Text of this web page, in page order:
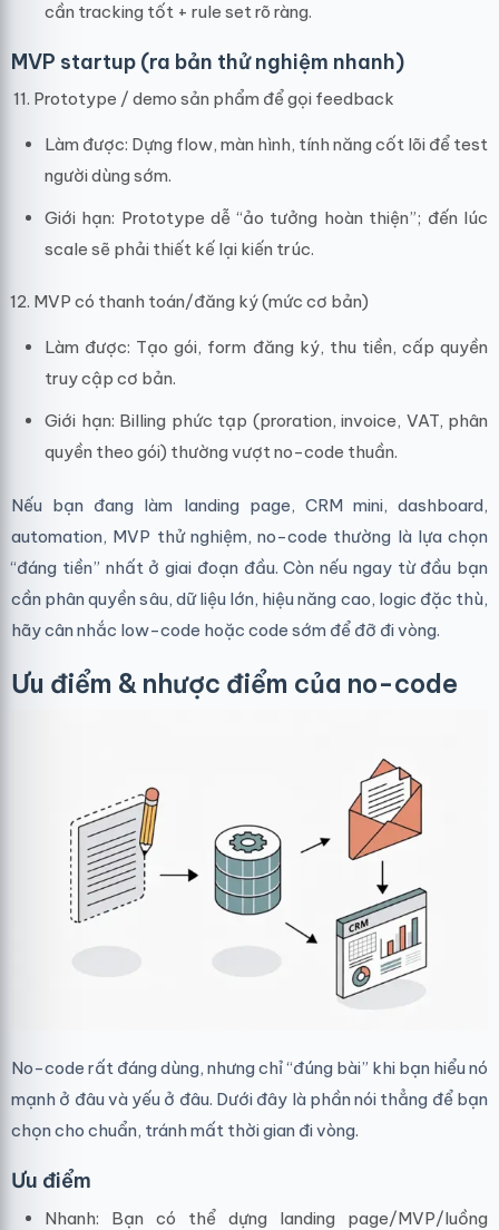
cần tracking tốt + rule set rõ ràng.
MVP startup (ra bản thử nghiệm nhanh)
Prototype / demo sản phẩm để gọi feedback
Làm được: Dựng flow, màn hình, tính năng cốt lõi để test
người dùng sớm.
Giới hạn: Prototype dễ “ảo tưởng hoàn thiện”; đến lúc
scale sẽ phải thiết kế lại kiến trúc.
MVP có thanh toán/đăng ký (mức cơ bản)
Làm được: Tạo gói, form đăng ký, thu tiền, cấp quyền
truy cập cơ bản.
Giới hạn: Billing phức tạp (proration, invoice, VAT, phân
quyền theo gói) thường vượt no-code thuần.
Nếu bạn đang làm landing page, CRM mini, dashboard,
automation, MVP thử nghiệm, no-code thường là lựa chọn
“đáng tiền” nhất ở giai đoạn đầu. Còn nếu ngay từ đầu bạn
cần phân quyền sâu, dữ liệu lớn, hiệu năng cao, logic đặc thù,
hãy cân nhắc low-code hoặc code sớm để đỡ đi vòng.
Ưu điểm & nhược điểm của no-code
No-code rất đáng dùng, nhưng chỉ “đúng bài” khi bạn hiểu nó
mạnh ở đâu và yếu ở đâu. Dưới đây là phần nói thẳng để bạn
chọn cho chuẩn, tránh mất thời gian đi vòng.
Ưu điểm
Nhanh: Bạn có thể dựng landing page/MVP/luồng